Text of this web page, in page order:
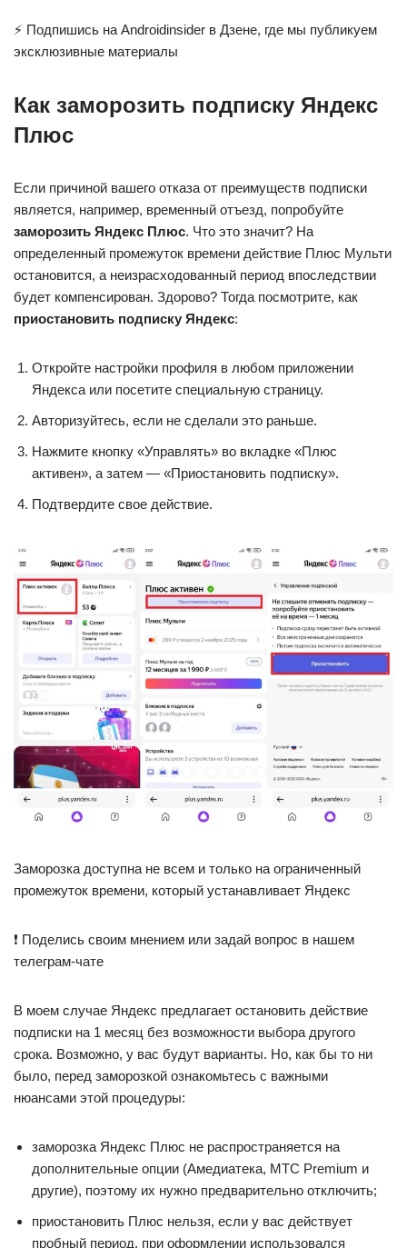
⚡ Подпишись на Androidinsider в Дзене, где мы публикуем
эксклюзивные материалы
Как заморозить подписку Яндекс
Плюс
Если причиной вашего отказа от преимуществ подписки
является, например, временный отъезд, попробуйте
заморозить Яндекс Плюс. Что это значит? На
определенный промежуток времени действие Плюс Мульти
остановится, а неизрасходованный период впоследствии
будет компенсирован. Здорово? Тогда посмотрите, как
приостановить подписку Яндекс:
Откройте настройки профиля в любом приложении
Яндекса или посетите специальную страницу.
Авторизуйтесь, если не сделали это раньше.
Нажмите кнопку «Управлять» во вкладке «Плюс
активен», а затем — «Приостановить подписку».
Подтвердите свое действие.
Заморозка доступна не всем и только на ограниченный
промежуток времени, который устанавливает Яндекс
❗ Поделись своим мнением или задай вопрос в нашем
телеграм-чате
В моем случае Яндекс предлагает остановить действие
подписки на 1 месяц без возможности выбора другого
срока. Возможно, у вас будут варианты. Но, как бы то ни
было, перед заморозкой ознакомьтесь с важными
нюансами этой процедуры:
заморозка Яндекс Плюс не распространяется на
дополнительные опции (Амедиатека, МТС Premium и
другие), поэтому их нужно предварительно отключить;
приостановить Плюс нельзя, если у вас действует
пробный период, при оформлении использовался